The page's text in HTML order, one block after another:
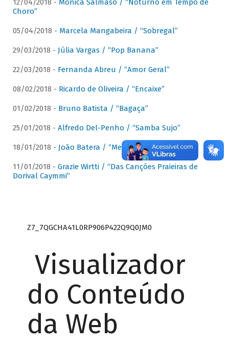
12/04/2018 - Mônica Salmaso / “Noturno em Tempo de
Choro”
05/04/2018 - Marcela Mangabeira / “Sobregal”
29/03/2018 - Júlia Vargas / “Pop Banana”
22/03/2018 - Fernanda Abreu / “Amor Geral”
08/02/2018 - Ricardo de Oliveira / “Encaixe”
01/02/2018 - Bruno Batista / “Bagaça”
25/01/2018 - Alfredo Del-Penho / “Samba Sujo”
18/01/2018 - João Batera / “Meu Pandeiro”
11/01/2018 - Grazie Wirtti / “Das Canções Praieiras de
Dorival Caymmi”
Z7_7QGCHA41L0RP906P422Q9Q0JM0
Visualizador
do Conteúdo
da Web